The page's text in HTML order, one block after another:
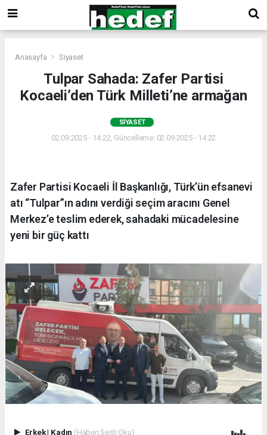
Anasayfa Siyaset
Tulpar Sahada: Zafer Partisi
Kocaeli’den Türk Milleti’ne armağan
SIYASET
02.09.2025 - 14:22, Güncelleme: 02.09.2025 - 14:22
Zafer Partisi Kocaeli İl Başkanlığı, Türk’ün efsanevi
atı “Tulpar”ın adını verdiği seçim aracını Genel
Merkez’e teslim ederek, sahadaki mücadelesine
yeni bir güç kattı
Erkek| Kadın (Haberi Sesli Oku)